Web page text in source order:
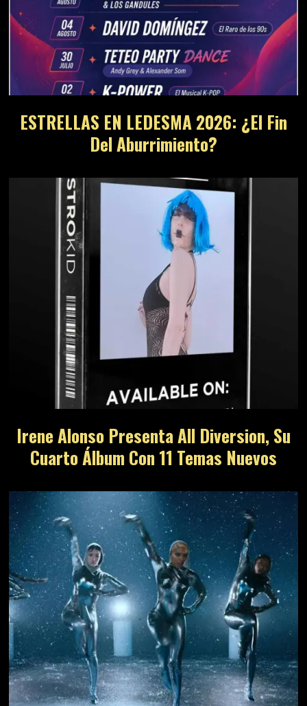
ESTRELLAS EN LEDESMA 2026: ¿El Fin
Del Aburrimiento?
Irene Alonso Presenta All Diversion, Su
Cuarto Álbum Con 11 Temas Nuevos